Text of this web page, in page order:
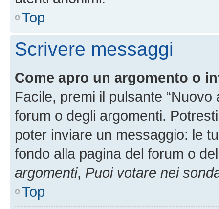
Top
Scrivere messaggi
Come apro un argomento o
Facile, premi il pulsante
forum o degli argomenti.
poter inviare un messaggio: le
fondo alla pagina del forum o
argomenti, Puoi votare nei
Top